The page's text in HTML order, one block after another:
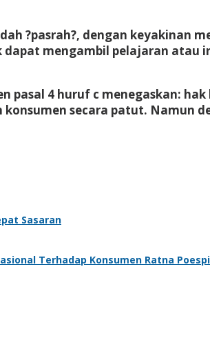
?pasrah?, dengan keyakinan
mengambil pelajaran
pasal 4 huruf c menegaskan:
secara patut. Namun
Sasaran
Terhadap Konsumen Ratna